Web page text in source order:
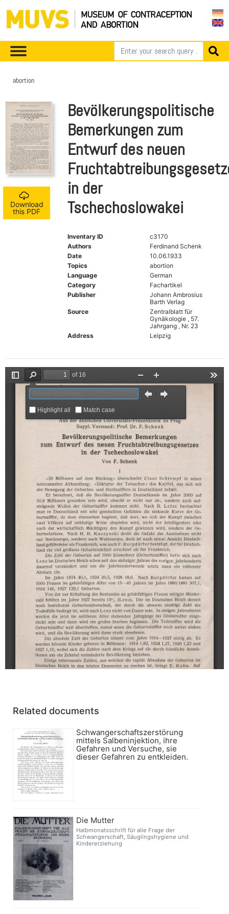
abortion
Download
this PDF
Bevölkerungspolitische
Bemerkungen zum
Entwurf des neuen
in der
Tschechoslowakei
Inventary ID
c3170
Authors
Ferdinand Schenk
Date
10.06.1933
Topics
abortion
Language
German
Category
Fachartikel
Publisher
Johann Ambrosius
Barth Verlag
Source
Zentralblatt für
Gynäkologie , 57.
Jahrgang , Nr. 23
Address
Leipzig
Related documents
Schwangerschaftszerstörung
mittels Salbeninjektion, ihre
Gefahren und Versuche, sie
dieser Gefahren zu entkleiden.
Die Mutter
Halbmonatsschrift für alle Frage der
Schwangerschaft, Säuglingshygiene und
Kindererziehung